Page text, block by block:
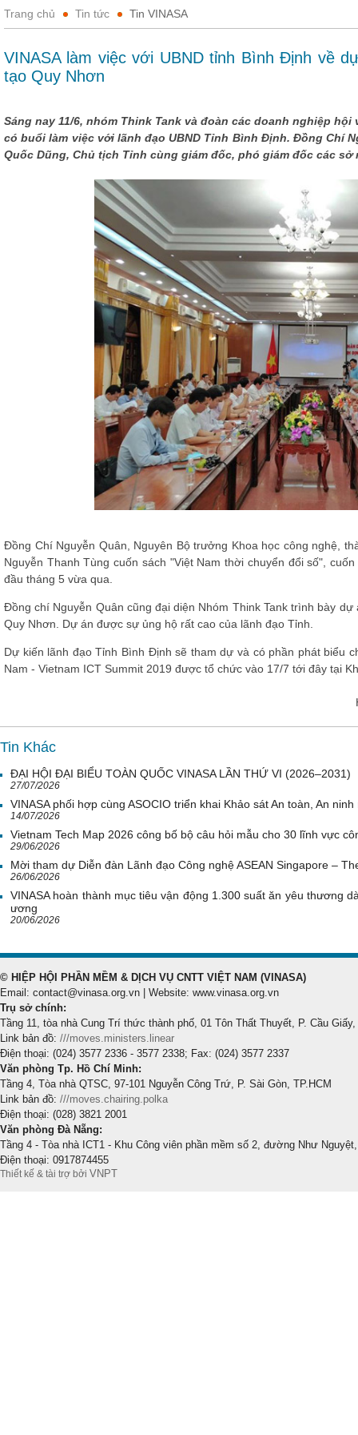
Trang chủ Tin tức Tin VINASA
VINASA làm việc với UBND tỉnh Bình Định về
tạo Quy Nhơn
Sáng nay 11/6, nhóm Think Tank và đoàn các doanh nghiệp
có buổi làm việc với lãnh đạo UBND Tỉnh Bình Định. Đồng Chí
Quốc Dũng, Chủ tịch Tỉnh cùng giám đốc, phó giám đốc các
Đồng Chí Nguyễn Quân, Nguyên Bộ trưởng Khoa học công nghệ,
Nguyễn Thanh Tùng cuốn sách "Việt Nam thời chuyển đổi số",
đầu tháng 5 vừa qua.
Đồng chí Nguyễn Quân cũng đại diện Nhóm Think Tank trình bày
Quy Nhơn. Dự án được sự ủng hộ rất cao của lãnh đạo Tỉnh.
Dự kiến lãnh đạo Tỉnh Bình Định sẽ tham dự và có phần phát biểu
Nam - Vietnam ICT Summit 2019 được tổ chức vào 17/7 tới đây tại
Tin Khác
ĐẠI HỘI ĐẠI BIỂU TOÀN QUỐC VINASA LẦN THỨ VI (2026–2031)
27/07/2026
VINASA phối hợp cùng ASOCIO triển khai Khảo sát An toàn, An
14/07/2026
Vietnam Tech Map 2026 công bố bộ câu hỏi mẫu cho 30 lĩnh vực
29/06/2026
Mời tham dự Diễn đàn Lãnh đạo Công nghệ ASEAN Singapore –
26/06/2026
VINASA hoàn thành mục tiêu vận động 1.300 suất ăn yêu thương
ương
20/06/2026
© HIỆP HỘI PHẦN MỀM & DỊCH VỤ CNTT VIỆT NAM (VINASA)
Email: contact@vinasa.org.vn | Website: www.vinasa.org.vn
Trụ sở chính:
Tầng 11, tòa nhà Cung Trí thức thành phố, 01 Tôn Thất Thuyết, P. Cầu Giấy,
Link bản đồ: ///moves.ministers.linear
Điện thoại: (024) 3577 2336 - 3577 2338; Fax: (024) 3577 2337
Văn phòng Tp. Hồ Chí Minh:
Tầng 4, Tòa nhà QTSC, 97-101 Nguyễn Công Trứ, P. Sài Gòn, TP.HCM
Link bản đồ: ///moves.chairing.polka
Điện thoại: (028) 3821 2001
Văn phòng Đà Nẵng:
Tầng 4 - Tòa nhà ICT1 - Khu Công viên phần mềm số 2, đường Như
Điện thoại: 0917874455
Thiết kế & tài trợ bởi VNPT